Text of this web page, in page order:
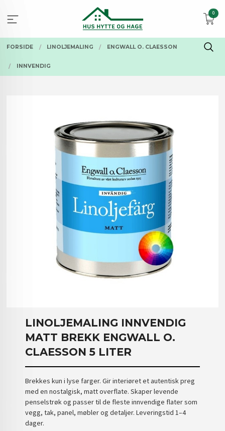
innholdet
0
FORSIDE LINOLJEMALING ENGWALL O. CLAESSON
INNVENDIG
LINOLJEMALING INNVENDIG
MATT BREKK ENGWALL O.
CLAESSON 5 LITER
Brekkes kun i lyse farger. Gir interiøret et autentisk preg
med en nostalgisk, matt overflate. Skaper levende
penselstrøk og passer til de fleste innvendige flater som
vegg, tak, panel, møbler og detaljer. Leveringstid 1–4
dager.